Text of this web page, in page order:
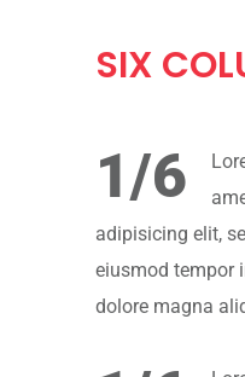
SIX
1/6
adipisicing elit,
eiusmod tempor
dolore magna